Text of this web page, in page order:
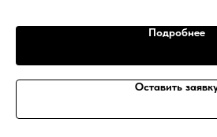
Подробнее
Оставить